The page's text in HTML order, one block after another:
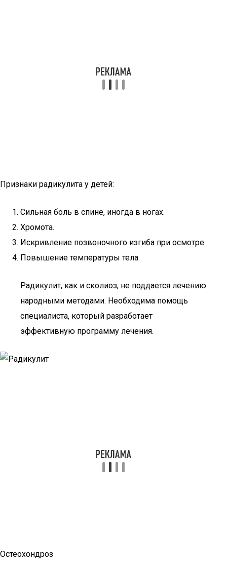
Признаки радикулита у детей:
Сильная боль в спине, иногда в ногах.
Хромота.
Искривление позвоночного изгиба при осмотре.
Повышение температуры тела.
Радикулит, как и сколиоз, не поддается лечению
народными методами. Необходима помощь
специалиста, который разработает
эффективную программу лечения.
Остеохондроз